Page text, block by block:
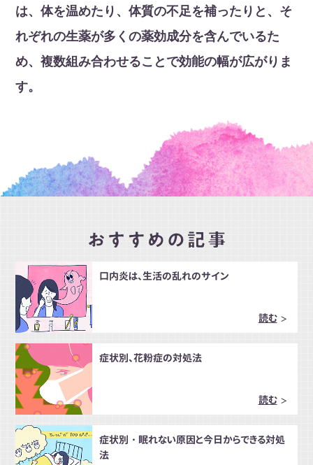
は、体を温めたり、体質の不足を補ったりと、そ
れぞれの生薬が多くの薬効成分を含んでいるた
め、複数組み合わせることで効能の幅が広がりま
す。
口内炎は、生活の乱れのサイン
読む
症状別、花粉症の対処法
読む
症状別・眠れない原因と今日からできる対処
法